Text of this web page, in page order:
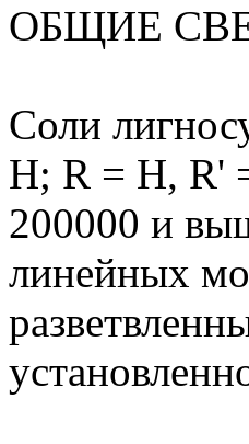
ОБЩИЕ
Соли
Н; R = Н, R'
200000 и
линейных